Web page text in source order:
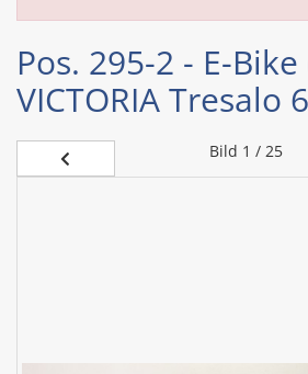
Pos. 295-2 - E-
VICTORIA Tresalo 6
Bild 1 / 25